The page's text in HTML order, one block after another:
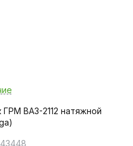
ГРМ ВАЗ-2112 натяжной